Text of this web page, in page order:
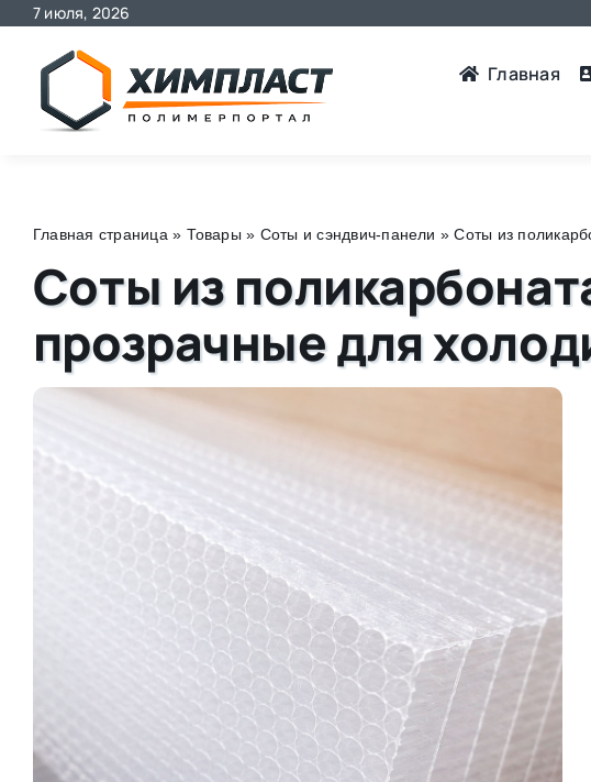
Skip
content
7 июля, 2026
Главная
Главная страница » Товары » Соты и сэндвич-панели »Соты из
Соты из
прозрачные для